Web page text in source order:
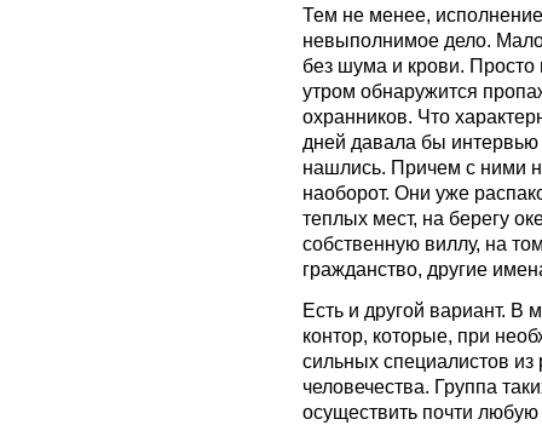
Тем не менее,
невыполнимое дело.
без шума и крови.
утром обнаружится
охранников. Что
дней давала бы интервью
нашлись. Причем с ними
наоборот. Они уже
теплых мест, на берегу
собственную виллу, на
гражданство, другие
Есть и другой вариант. В
контор, которые, при
сильных специалистов из
человечества. Группа
осуществить почти